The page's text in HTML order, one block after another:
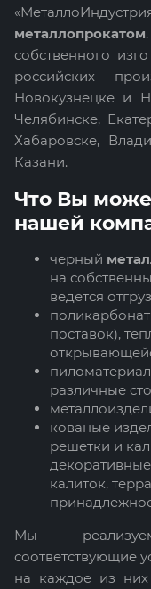
металлопрокатом
собственного
российских
Новокузнецке и
Челябинске,
Хабаровске,
Казани.
Что Вы
нашей
черный
на
ведется
поставок),
различные
кованые
решетки и
калиток,
Мы
соответствующие
на каждое из них